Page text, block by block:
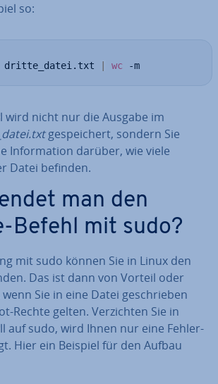
so:
dritte_datei.txt wc -m
wird nicht nur die Ausgabe im
ge­spei­chert, sondern Sie
In­for­ma­ti­on darüber, wie viele
Datei befinden.
man den
Befehl mit sudo?
mit sudo können Sie in Linux den
Das ist dann von Vorteil oder
Sie in eine Datei ge­schrie­ben
Rechte gelten. Ver­zich­ten Sie in
auf sudo, wird Ihnen nur eine Feh­ler­
Hier ein Beispiel für den Aufbau